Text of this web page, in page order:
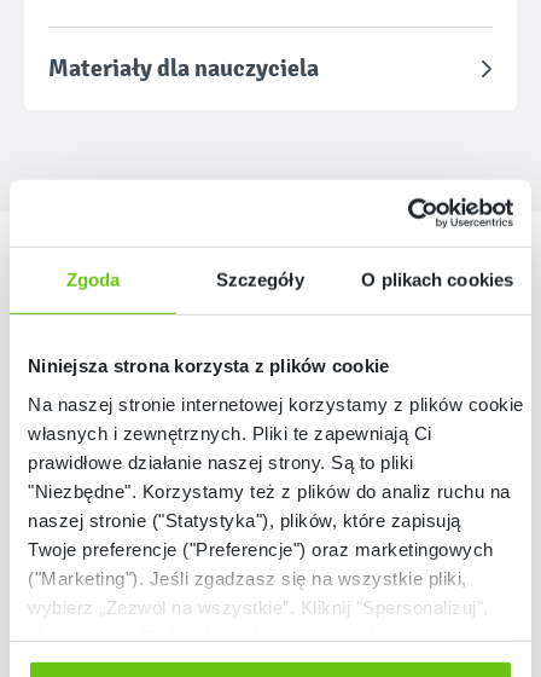
Zgoda Szczegóły O plikach cookies
Niniejsza strona korzysta z plików cookie
Na naszej stronie internetowej korzystamy z plików cookie:
własnych i zewnętrznych. Pliki te zapewniają Ci
prawidłowe działanie naszej strony. Są to pliki
"Niezbędne". Korzystamy też z plików do analiz ruchu na
naszej stronie ("Statystyka"), plików, które zapisują
Twoje preferencje ("Preferencje") oraz marketingowych
("Marketing"). Jeśli zgadzasz się na wszystkie pliki,
wybierz „Zezwól na wszystkie”. Kliknij "Spersonalizuj",
Odmów zgody poprzez przycisk „Odmowa”. Wtedy
Materiały dla nauczyciela
Nasze marki